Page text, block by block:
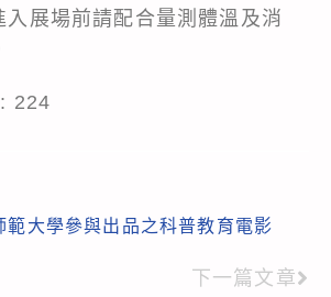
入展場前請配合量測體溫及消
224
範大學參與出品之科普教育電影
下一篇文章